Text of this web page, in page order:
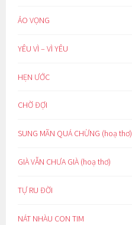
ẢO VỌNG
YÊU VÌ – VÌ YÊU
HẸN ƯỚC
CHỜ ĐỢI
SUNG MÃN QUÁ CHỪNG (hoạ thơ)
GIÀ VẪN CHƯA GIÀ (hoạ thơ)
TỰ RU ĐỜI
NÁT NHÀU CON TIM